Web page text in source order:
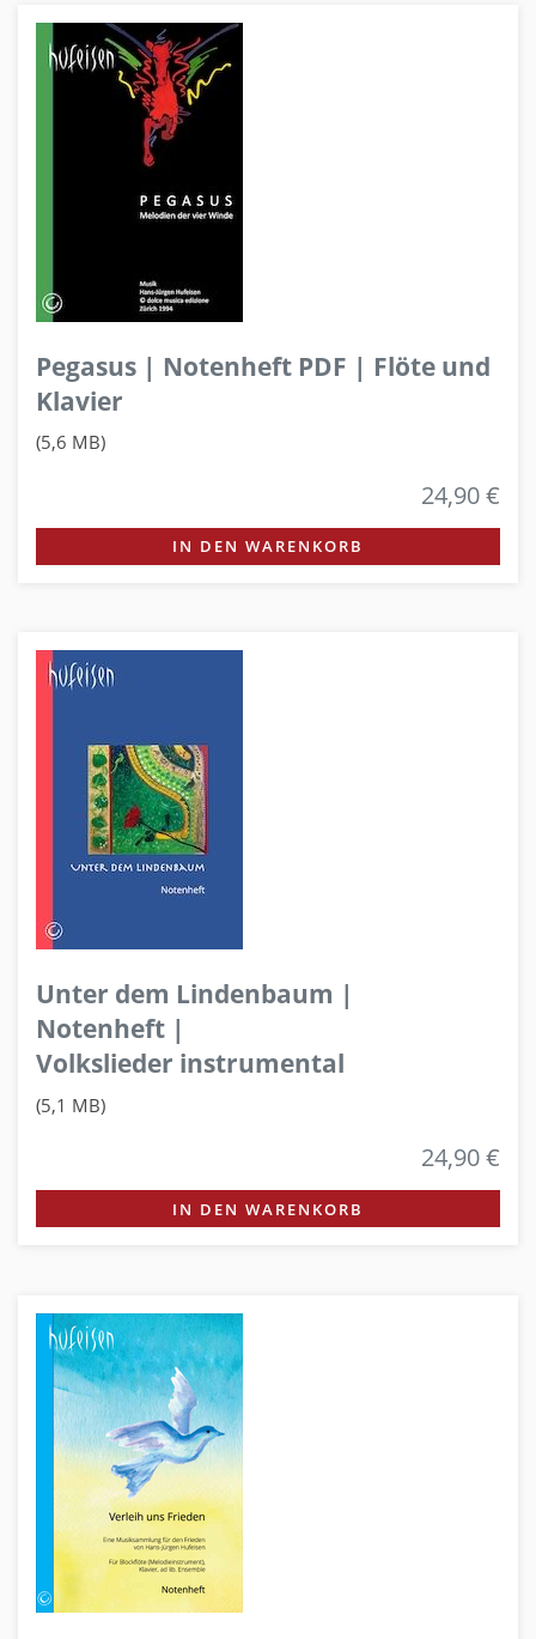
Pegasus | Notenheft PDF | Flöte und
Klavier
(5,6 MB)
24,90 €
IN DEN WARENKORB
Unter dem Lindenbaum |
Notenheft |
Volkslieder instrumental
(5,1 MB)
24,90 €
IN DEN WARENKORB